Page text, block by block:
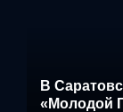
В
«Молодой